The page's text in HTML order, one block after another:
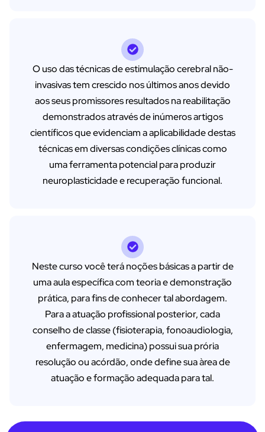
O uso das técnicas de estimulação cerebral não-
invasivas tem crescido nos últimos anos devido
aos seus promissores resultados na reabilitação
demonstrados através de inúmeros artigos
científicos que evidenciam a aplicabilidade destas
técnicas em diversas condições clínicas como
uma ferramenta potencial para produzir
neuroplasticidade e recuperação funcional.
Neste curso você terá noções básicas a partir de
uma aula específica com teoria e demonstração
prática, para fins de conhecer tal abordagem.
Para a atuação profissional posterior, cada
conselho de classe (fisioterapia, fonoaudiologia,
enfermagem, medicina) possui sua prória
resolução ou acórdão, onde define sua àrea de
atuação e formação adequada para tal.